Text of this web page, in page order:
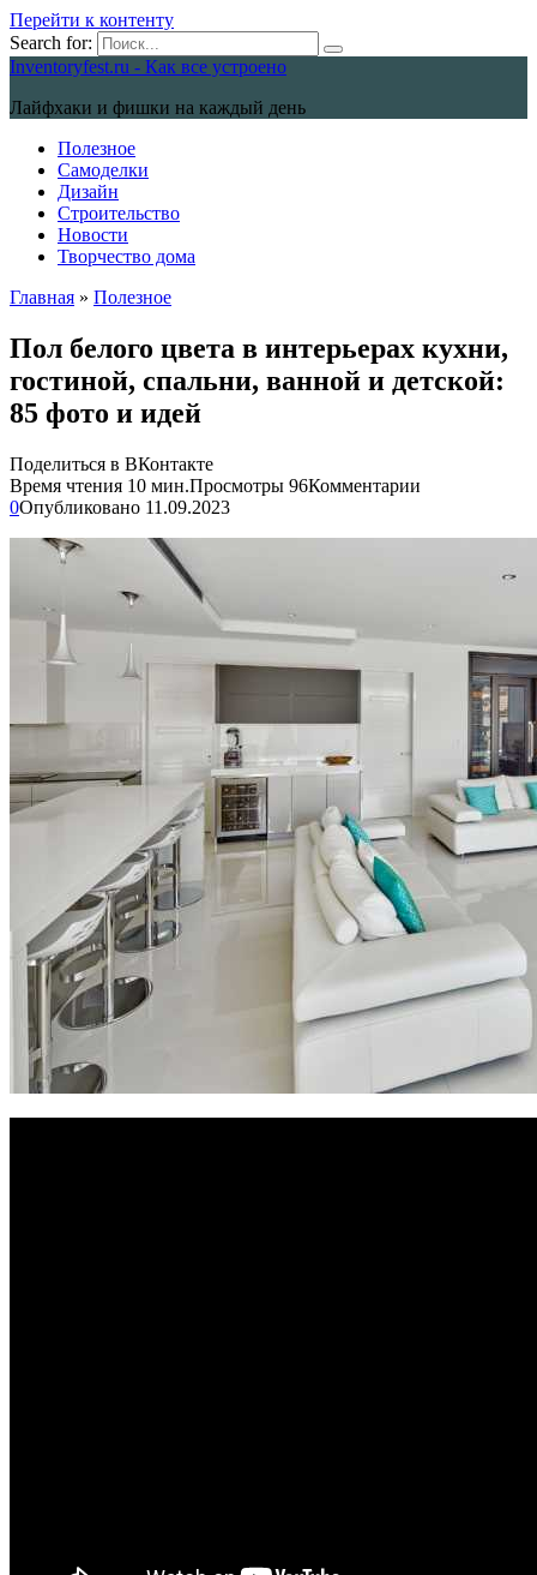
Перейти к контенту
Search for:
Inventoryfest.ru - Как все устроено
Лайфхаки и фишки на каждый день
Полезное
Самоделки
Дизайн
Строительство
Новости
Творчество дома
Главная » Полезное
Пол белого цвета в интерьерах кухни,
гостиной, спальни, ванной и детской:
85 фото и идей
Поделиться в ВКонтакте
Время чтения 10 мин.Просмотры 96Комментарии
0Опубликовано 11.09.2023